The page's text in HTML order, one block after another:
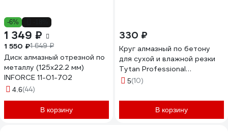
-6%
1 349 ₽
1 550 ₽1 649 ₽
Диск алмазный отрезной по
металлу (125х22.2 мм)
INFORCE 11-01-702
4.6(44)
В корзину
330 ₽
Круг алмазный по бетону
для сухой и влажной резки
Tytan Professional
125x2x22.23 мм 277767
5(10)
В корзину